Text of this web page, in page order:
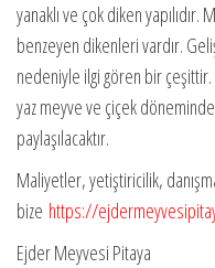
yanaklı ve çok diken
benzeyen dikenleri vardır.
nedeniyle ilgi gören bir çeşittir.
yaz meyve ve çiçek
paylaşılacaktır.
Maliyetler, yetiştiricilik,
bize https://
Ejder Meyvesi Pitaya